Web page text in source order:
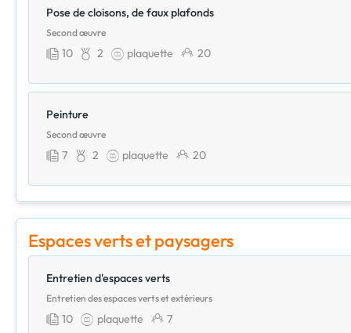
Pose de cloisons, de faux plafonds
Second œuvre
10 2 plaquette 20
Peinture
Second œuvre
7 2 plaquette 20
Espaces verts et paysagers
Entretien d'espaces verts
Entretien des espaces verts et extérieurs
10 plaquette 7